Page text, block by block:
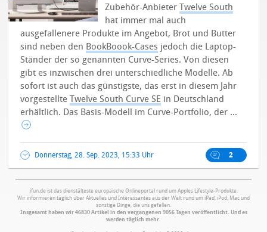
Zubehör-AnbieterTwelve South
hat immer mal auch
ausgefallenere Produkte im Angebot, Brot und Butter
sind neben den BookBoook-Cases jedoch die Laptop-
Ständer der so genannten Curve-Series. Von diesen
gibt es inzwischen drei unterschiedliche Modelle. Ab
sofort ist auch das günstigste, das erst in diesem Jahr
vorgestellteTwelve South Curve SE in Deutschland
erhältlich. Das Basis-Modell im Curve-Portfolio, der ...
Donnerstag, 28. Sep. 2023, 15:33 Uhr 2
ifun.de ist das dienstälteste europäische Onlineportal rund um Apples Lifestyle-Produkte.
Wir informieren täglich über Aktuelles und Interessantes aus der Welt rund um iPad, iPod, Mac und
sonstige Dinge, die uns gefallen.
Insgesamt haben wir 46830 Artikel in den vergangenen 9056 Tagen veröffentlicht. Und es
werden täglich mehr.